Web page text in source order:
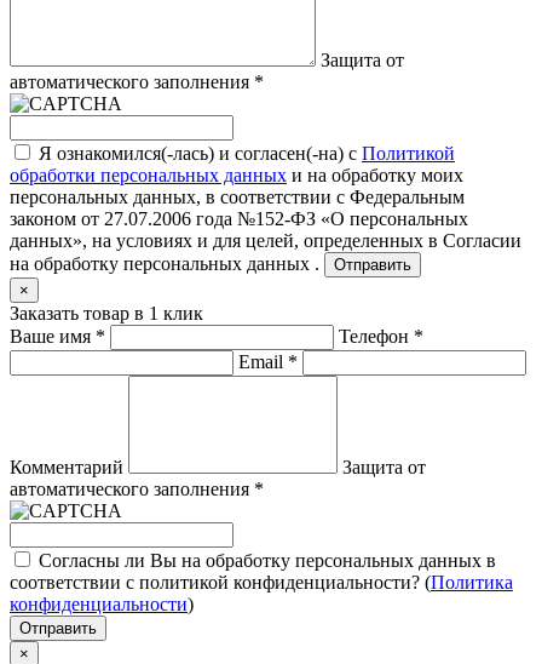
Защита от
автоматического заполнения *
Я ознакомился(-лась) и согласен(-на) с Политикой
обработки персональных данных и на обработку моих
персональных данных, в соответствии с Федеральным
законом от 27.07.2006 года №152-ФЗ «О персональных
данных», на условиях и для целей, определенных в Согласии
на обработку персональных данных .
Отправить
×
Заказать товар в 1 клик
Ваше имя * Телефон *
Email *
Комментарий
Защита от
автоматического заполнения *
Согласны ли Вы на обработку персональных данных в
соответствии с политикой конфиденциальности? (Политика
конфиденциальности)
Отправить
×